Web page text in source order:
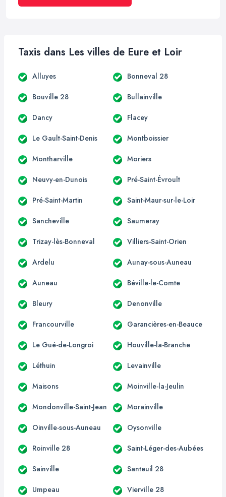
Taxis dans Les villes de Eure et Loir
Alluyes Bonneval 28
Bouville 28 Bullainville
Dancy Flacey
Le Gault-Saint-Denis Montboissier
Montharville Moriers
Neuvy-en-Dunois Pré-Saint-Évroult
Pré-Saint-Martin Saint-Maur-sur-le-Loir
Sancheville Saumeray
Trizay-lès-Bonneval Villiers-Saint-Orien
Ardelu Aunay-sous-Auneau
Auneau Béville-le-Comte
Bleury Denonville
Francourville Garancières-en-Beauce
Le Gué-de-Longroi Houville-la-Branche
Léthuin Levainville
Maisons Moinville-la-Jeulin
Mondonville-Saint-Jean Morainville
Oinville-sous-Auneau Oysonville
Roinville 28 Saint-Léger-des-Aubées
Sainville Santeuil 28
Umpeau Vierville 28